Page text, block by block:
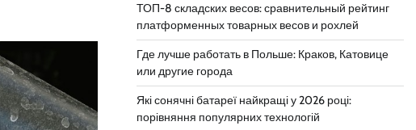
ТОП-8 складских весов: сравнительный рейтинг
платформенных товарных весов и рохлей
Где лучше работать в Польше: Краков, Катовице
или другие города
Які сонячні батареї найкращі у 2026 році:
порівняння популярних технологій